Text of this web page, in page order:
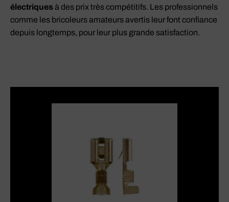
électriques à des prix très compétitifs. Les professionnels
comme les bricoleurs amateurs avertis leur font confiance
depuis longtemps, pour leur plus grande satisfaction.